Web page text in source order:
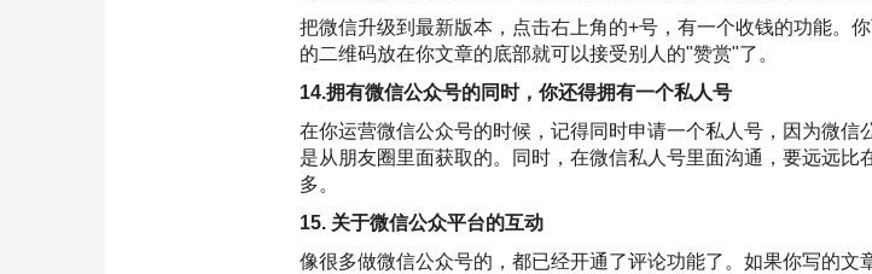
把微信升级到最新版本，点击右上角的+号，有一个收钱的功能。
的二维码放在你文章的底部就可以接受别人的"赞赏"了。
14.拥有微信公众号的同时，你还得拥有一个私人号
在你运营微信公众号的时候，记得同时申请一个私人号，因为微信
是从朋友圈里面获取的。同时，在微信私人号里面沟通，要远远比
多。
15. 关于微信公众平台的互动
像很多做微信公众号的，都已经开通了评论功能了。如果你写的文